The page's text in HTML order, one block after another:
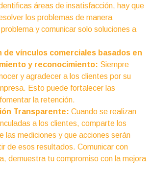
áreas de insatisfacción, hay que
los problemas de manera
y comunicar solo soluciones a
de vínculos comerciales basados en
y reconocimiento: Siempre
y agradecer a los clientes por su
Esto puede fortalecer las
la retención.
Transparente: Cuando se realizan
a los clientes, comparte los
las mediciones y que acciones serán
de esos resultados. Comunicar con
demuestra tu compromiso con la mejora